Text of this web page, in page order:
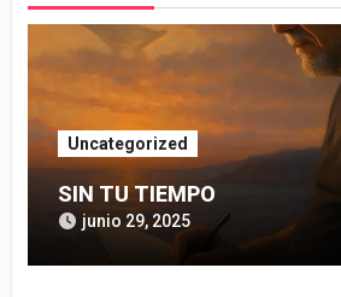
Uncategorized
SIN TU TIEMPO
junio 29, 2025